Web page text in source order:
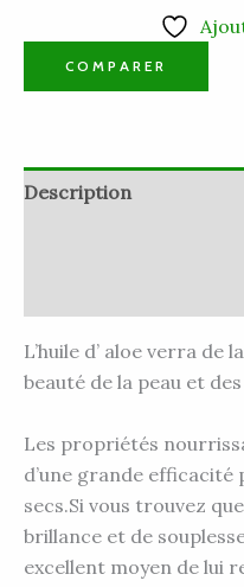
COMPARER
Description
L’huile d’ aloe verra de
beauté de la peau et
Les propriétés
d’une grande efficacité
secs.Si vous trouvez
brillance et de
excellent moyen de lui